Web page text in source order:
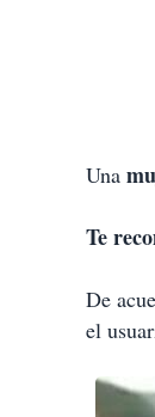
Una
Te
De
el